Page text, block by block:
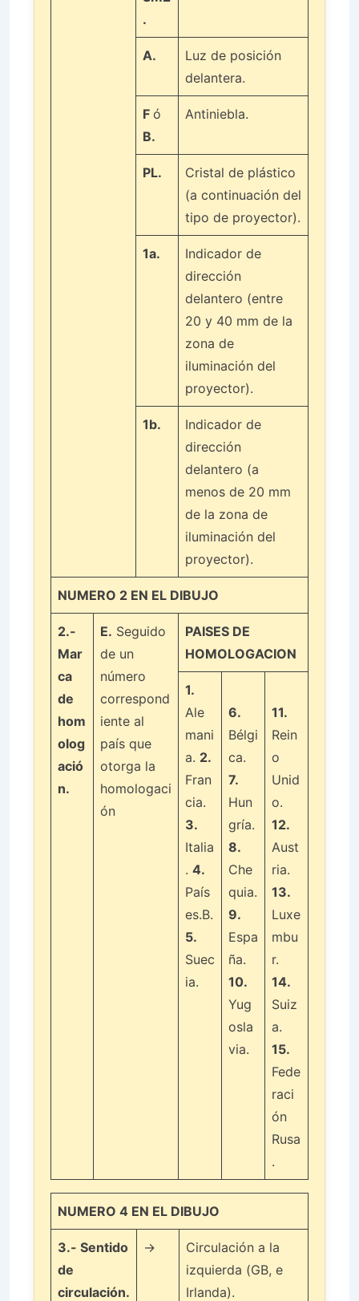
.
A.
Luz de posición
delantera.
F ó
B.
Antiniebla.
PL.
Cristal de plástico
(a continuación del
tipo de proyector).
1a.
Indicador de
dirección
delantero (entre
20 y 40 mm de la
zona de
iluminación del
proyector).
1b.
Indicador de
dirección
delantero (a
menos de 20 mm
de la zona de
iluminación del
proyector).
NUMERO 2 EN EL DIBUJO
2.-
Mar
ca
de
hom
olog
ació
n.
E. Seguido
de un
número
correspond
iente al
país que
otorga la
homologaci
ón
PAISES DE
HOMOLOGACION
1.
Ale
mani
a. 2.
Fran
cia.
3.
Italia
. 4.
País
es.B.
5.
Suec
ia.
6.
Bélgi
ca.
7.
Hun
gría.
8.
Che
quia.
9.
Espa
ña.
10.
Yug
osla
via.
11.
Rein
o
Unid
o.
12.
Aust
ria.
13.
Luxe
mbu
r.
14.
Suiz
a.
15.
Fede
raci
ón
Rusa
.
NUMERO 4 EN EL DIBUJO
3.- Sentido
de
circulación.
→
Circulación a la
izquierda (GB, e
Irlanda).